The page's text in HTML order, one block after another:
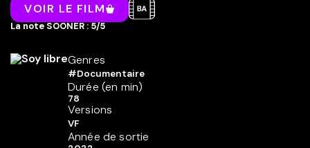
VOIR LE FILM
La note SOONER : 5/5
Genres
#Documentaire
Durée (en min)
78
Versions
VF
Année de sortie